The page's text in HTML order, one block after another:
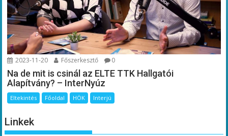
2023-11-20 Főszerkesztő 0
Na de mit is csinál az ELTE TTK Hallgatói
Alapítvány? – InterNyúz
Eltekintés Főoldal HÖK Interjú
Linkek